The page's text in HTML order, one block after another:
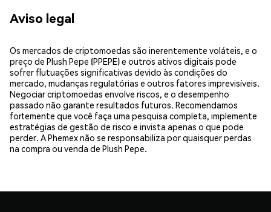
Aviso legal
Os mercados de criptomoedas são inerentemente voláteis, e o
preço de Plush Pepe (PPEPE) e outros ativos digitais pode
sofrer flutuações significativas devido às condições do
mercado, mudanças regulatórias e outros fatores imprevisíveis.
Negociar criptomoedas envolve riscos, e o desempenho
passado não garante resultados futuros. Recomendamos
fortemente que você faça uma pesquisa completa, implemente
estratégias de gestão de risco e invista apenas o que pode
perder. A Phemex não se responsabiliza por quaisquer perdas
na compra ou venda de Plush Pepe.